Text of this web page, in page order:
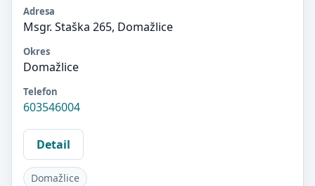
Adresa
Msgr. Staška 265, Domažlice
Okres
Domažlice
Telefon
603546004
Detail
Domažlice